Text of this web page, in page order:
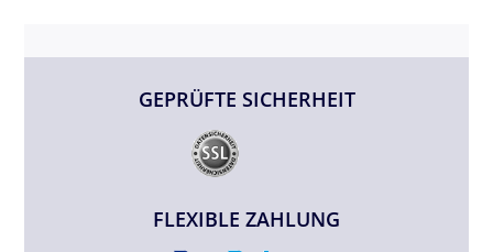
GEPRÜFTE SICHERHEIT
FLEXIBLE ZAHLUNG